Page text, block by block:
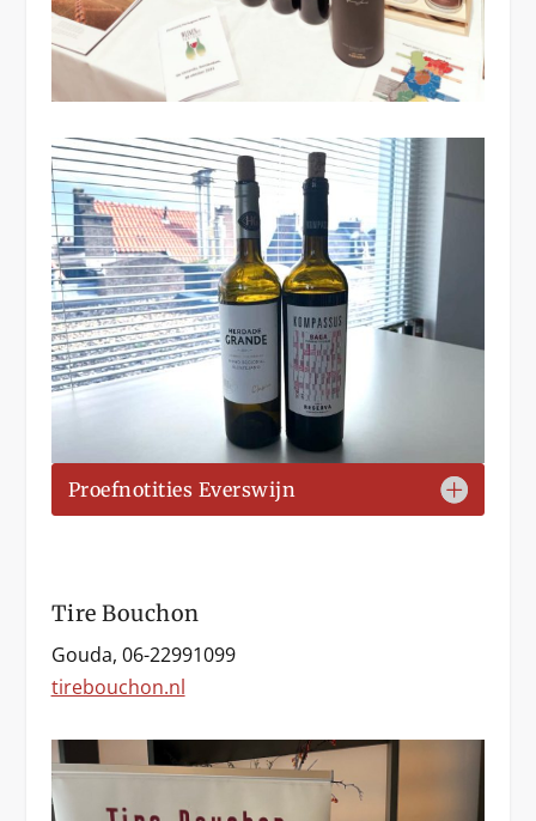
Proefnotities Everswijn
Tire Bouchon
Gouda, 06-22991099
tirebouchon.nl